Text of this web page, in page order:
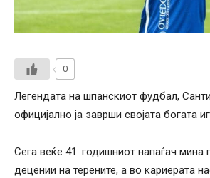
0
Легендата на шпанскиот фудбал,
официјално ја заврши својата богата
Сега веќе 41. годишниот напаѓач мина
децении на терените, а во кариерата